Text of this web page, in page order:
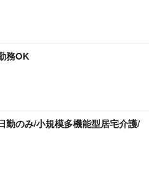
務OK
勤のみ/小規模多機能型居宅介護/